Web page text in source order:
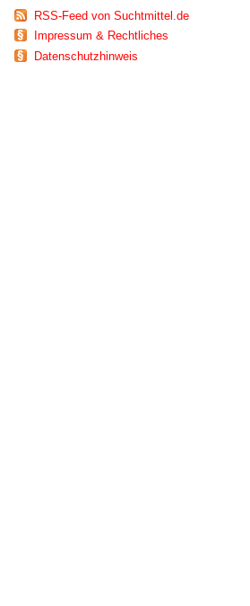
Ess-Brechsucht
Essstörungen
Fernsehsucht
RSS-Feed von Suchtmittel.de
Impressum & Rechtliches
Datenschutzhinweis